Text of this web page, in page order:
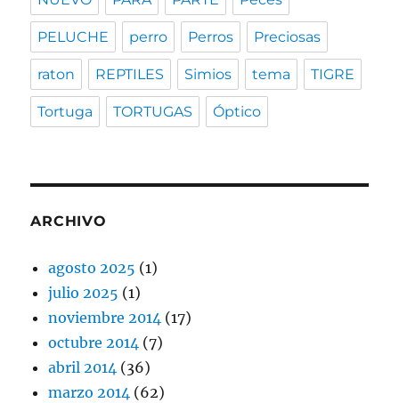
PELUCHE perro Perros Preciosas
raton REPTILES Simios tema TIGRE
Tortuga TORTUGAS Óptico
ARCHIVO
agosto 2025 (1)
julio 2025 (1)
noviembre 2014 (17)
octubre 2014 (7)
abril 2014 (36)
marzo 2014 (62)